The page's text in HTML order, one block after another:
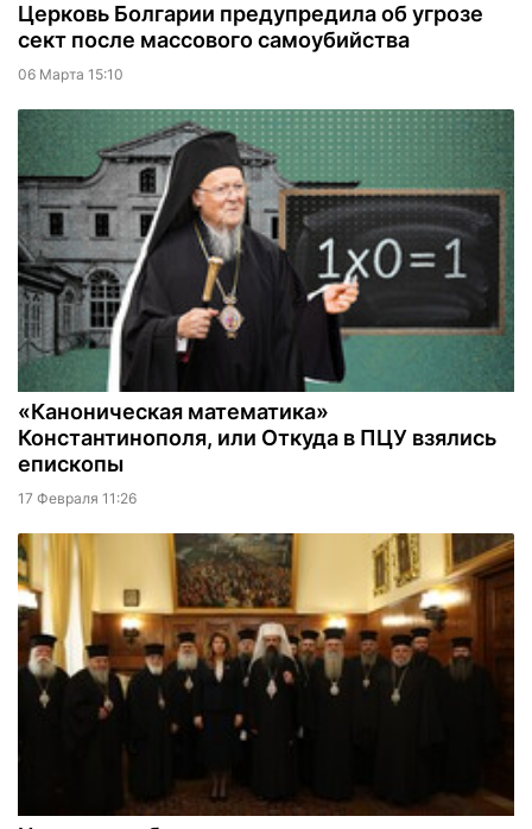
Церковь Болгарии предупредила об угрозе
сект после массового самоубийства
06 Марта 15:10
«Каноническая математика»
Константинополя, или Откуда в ПЦУ взялись
епископы
17 Февраля 11:26